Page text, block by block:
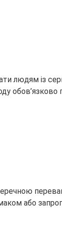
людям із
обов’язково
або